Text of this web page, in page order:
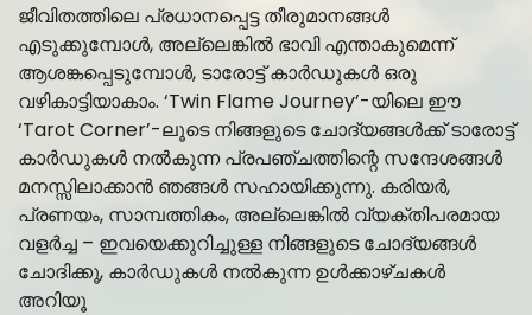
ജീവിതത്തിലെ പ്രധാനപ്പെട്ട തീരുമാനങ്ങൾ
എടുക്കുമ്പോൾ, അല്ലെങ്കിൽ ഭാവി എന്താകുമെന്ന്
ആശങ്കപ്പെടുമ്പോൾ, ടാരോട്ട് കാർഡുകൾ ഒരു
വഴികാട്ടിയാകാം. ‘Twin Flame Journey’-യിലെ ഈ
‘Tarot Corner’-ലൂടെ നിങ്ങളുടെ ചോദ്യങ്ങൾക്ക് ടാരോട്ട്
കാർഡുകൾ നൽകുന്ന പ്രപഞ്ചത്തിന്റെ സന്ദേശങ്ങൾ
മനസ്സിലാക്കാൻ ഞങ്ങൾ സഹായിക്കുന്നു. കരിയർ,
പ്രണയം, സാമ്പത്തികം, അല്ലെങ്കിൽ വ്യക്തിപരമായ
വളർച്ച – ഇവയെക്കുറിച്ചുള്ള നിങ്ങളുടെ ചോദ്യങ്ങൾ
ചോദിക്കൂ, കാർഡുകൾ നൽകുന്ന ഉൾക്കാഴ്ചകൾ
അറിയൂ